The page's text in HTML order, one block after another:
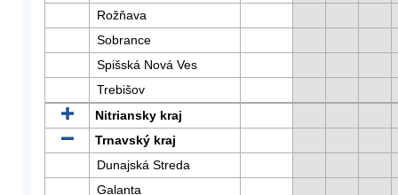
Rožňava
Sobrance
Spišská Nová Ves
Trebišov
Nitriansky kraj
Trnavský kraj
Dunajská Streda
Galanta